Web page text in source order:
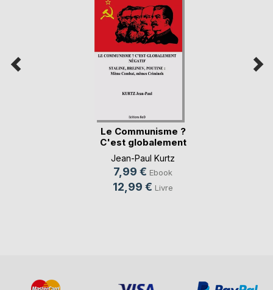
Le Communisme ?
C'est globalement
(...)
Jean-Paul Kurtz
7,99 € Ebook
12,99 € Livre